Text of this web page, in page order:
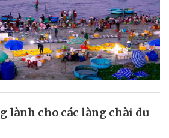
lành cho các làng chài du